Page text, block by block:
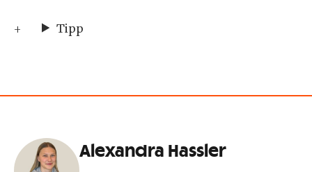
Tipp
Alexandra Hassler